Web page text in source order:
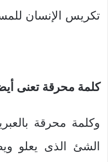
تكريس الإنسان
كلمة محرقة تعنى
وكلمة محرقة
الشئ الذى يعلو